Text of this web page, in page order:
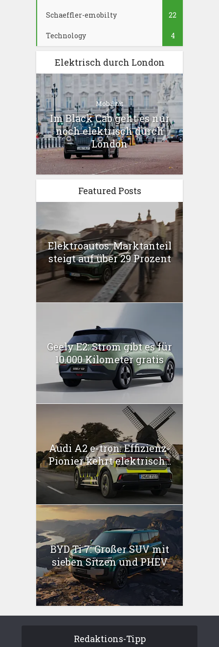
Schaeffler-emobilty 22
Technology 4
Elektrisch durch London
Mobilität
Im Black Cab geht es nur
noch elektrisch durch
London
Featured Posts
Elektroautos: Marktanteil
steigt auf über 29 Prozent
Geely E2: Strom gibt es für
10.000 Kilometer gratis
Audi A2 e-tron: Effizienz-
Pionier kehrt elektrisch...
BYD Ti 7: Großer SUV mit
sieben Sitzen und PHEV
Redaktions-Tipp